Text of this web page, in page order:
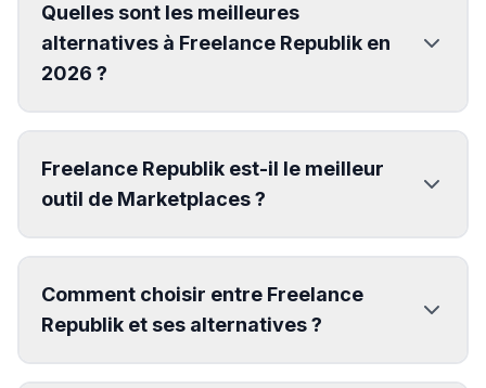
Quelles sont les meilleures
alternatives à Freelance Republik en
2026 ?
Freelance Republik est-il le meilleur
outil de Marketplaces ?
Comment choisir entre Freelance
Republik et ses alternatives ?